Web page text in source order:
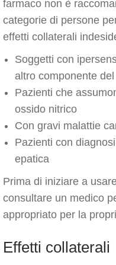
farmaco non è
categorie di persone
effetti collaterali
Soggetti con
altro componente
Pazienti che
ossido nitrico
Con gravi malattie
Pazienti con
epatica
Prima di iniziare a
consultare un medico
appropriato per la
Effetti collaterali